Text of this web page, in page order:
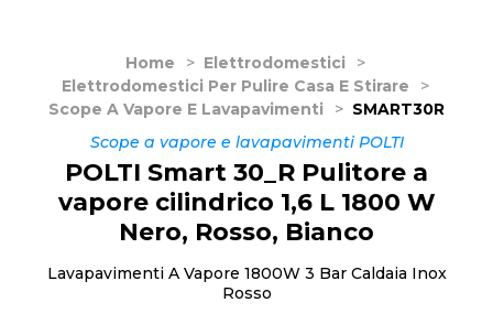
Home > Elettrodomestici
>
Elettrodomestici Per Pulire Casa E Stirare
>
Scope A Vapore E Lavapavimenti
> SMART30R
Scope a vapore e lavapavimenti POLTI
POLTI Smart 30_R Pulitore a
vapore cilindrico 1,6 L 1800 W
Nero, Rosso, Bianco
Lavapavimenti A Vapore 1800W 3 Bar Caldaia Inox
Rosso